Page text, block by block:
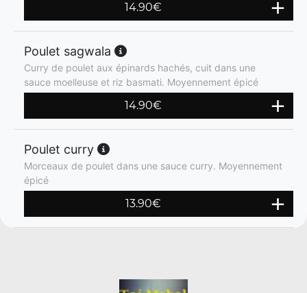
14.90€
Poulet sagwala
Curry de poulet aux épinards hachés, cuit dans une
sauce moelleuse et riz basmati. Moyennement épicé
14.90€
Poulet curry
Morceaux de poulet dans une sauce curry. Moyennement
épicé
13.90€